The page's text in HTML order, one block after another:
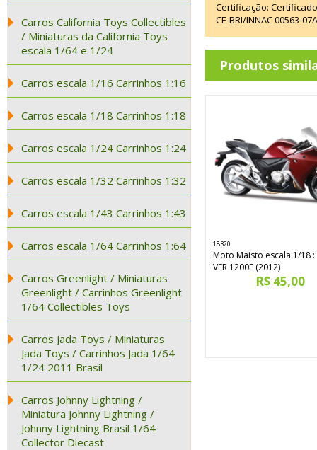
Carros California Toys Collectibles
/ Miniaturas da California Toys
escala 1/64 e 1/24
Carros escala 1/16 Carrinhos 1:16
Carros escala 1/18 Carrinhos 1:18
Carros escala 1/24 Carrinhos 1:24
Carros escala 1/32 Carrinhos 1:32
Carros escala 1/43 Carrinhos 1:43
Carros escala 1/64 Carrinhos 1:64
Carros Greenlight / Miniaturas
Greenlight / Carrinhos Greenlight
1/64 Collectibles Toys
Carros Jada Toys / Miniaturas
Jada Toys / Carrinhos Jada 1/64
1/24 2011 Brasil
Carros Johnny Lightning /
Miniatura Johnny Lightning /
Johnny Lightning Brasil 1/64
Collector Diecast
Certificação:
CE-BRI/INNAC 00563-
Produtos
18320
Moto Maisto escala 1/18
VFR 1200F (2012)
R$ 45,00